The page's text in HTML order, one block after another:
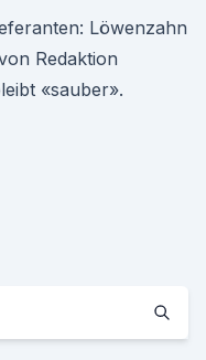
Löwenzahn
Redaktion
«sauber».